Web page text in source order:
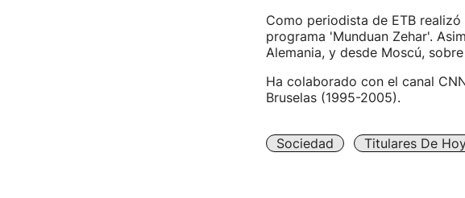
Como periodista de ETB
programa 'Munduan Zehar'.
Alemania, y desde Moscú,
Ha colaborado con el canal
Bruselas (1995-2005).
Sociedad Titulares De